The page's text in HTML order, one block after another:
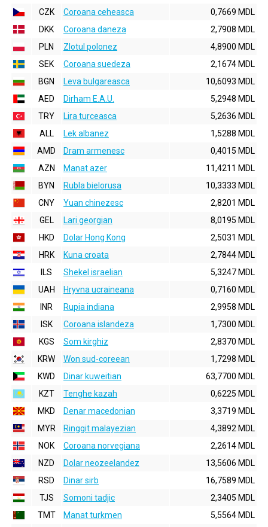
CZK
Coroana ceheasca
0,7669 MDL
DKK
Coroana daneza
2,7908 MDL
PLN
Zlotul polonez
4,8900 MDL
SEK
Coroana suedeza
2,1674 MDL
BGN
Leva bulgareasca
10,6093 MDL
AED
Dirham E.A.U.
5,2948 MDL
TRY
Lira turceasca
5,2636 MDL
ALL
Lek albanez
1,5288 MDL
AMD
Dram armenesc
0,4015 MDL
AZN
Manat azer
11,4211 MDL
BYN
Rubla bielorusa
10,3333 MDL
CNY
Yuan chinezesc
2,8201 MDL
GEL
Lari georgian
8,0195 MDL
HKD
Dolar Hong Kong
2,5031 MDL
HRK
Kuna croata
2,7844 MDL
ILS
Shekel israelian
5,3247 MDL
UAH
Hryvna ucraineana
0,7160 MDL
INR
Rupia indiana
2,9958 MDL
ISK
Coroana islandeza
1,7300 MDL
KGS
Som kirghiz
2,8370 MDL
KRW
Won sud-coreean
1,7298 MDL
KWD
Dinar kuweitian
63,7700 MDL
KZT
Tenghe kazah
0,6225 MDL
MKD
Denar macedonian
3,3719 MDL
MYR
Ringgit malayezian
4,3892 MDL
NOK
Coroana norvegiana
2,2614 MDL
NZD
Dolar neozeelandez
13,5606 MDL
RSD
Dinar sirb
16,7589 MDL
TJS
Somoni tadjic
2,3405 MDL
TMT
Manat turkmen
5,5564 MDL